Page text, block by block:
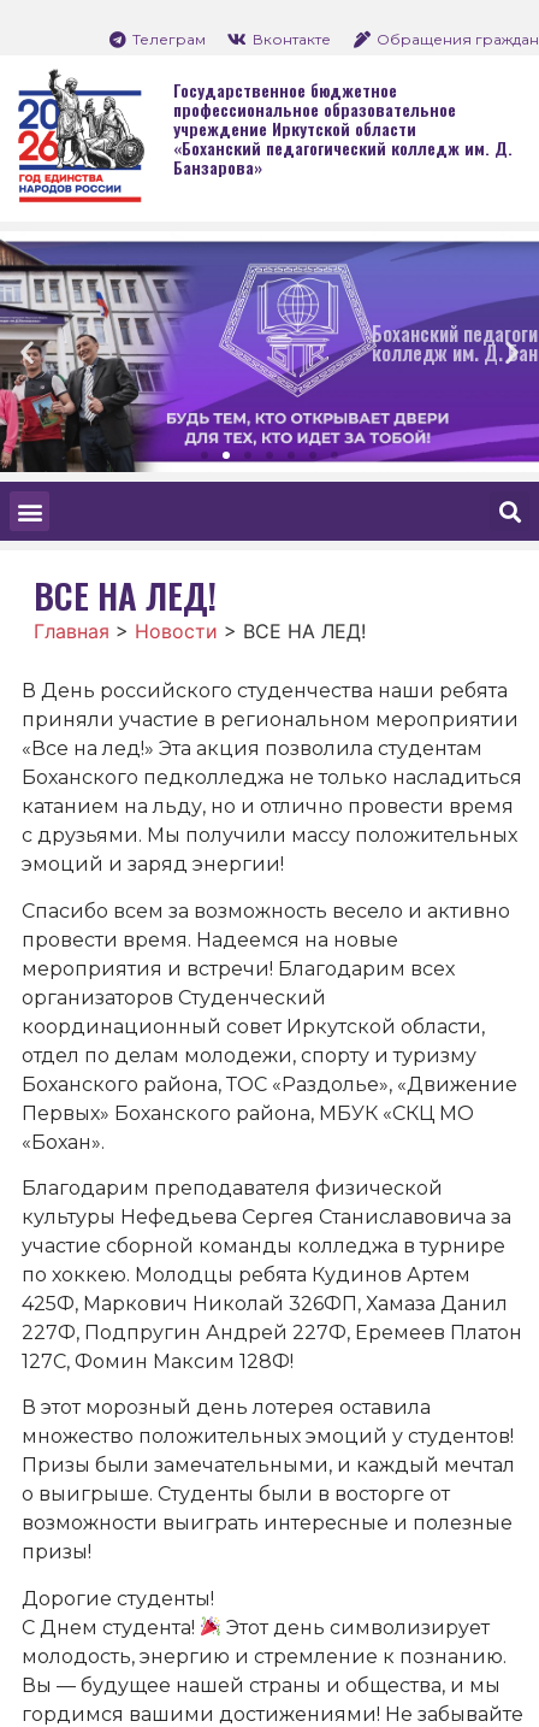
Телеграм Вконтакте Обращения граждан
Государственное бюджетное
профессиональное образовательное
учреждение Иркутской области
«Боханский педагогический колледж им. Д.
Банзарова»
Боханский педагогический
колледж им. Д. Банзарова
ВСЕ НА ЛЕД!
Главная > Новости > ВСЕ НА ЛЕД!
В День российского студенчества наши ребята
приняли участие в региональном мероприятии
«Все на лед!» Эта акция позволила студентам
Боханского педколледжа не только насладиться
катанием на льду, но и отлично провести время
с друзьями. Мы получили массу положительных
эмоций и заряд энергии!
Спасибо всем за возможность весело и активно
провести время. Надеемся на новые
мероприятия и встречи! Благодарим всех
организаторов Студенческий
координационный совет Иркутской области,
отдел по делам молодежи, спорту и туризму
Боханского района, ТОС «Раздолье», «Движение
Первых» Боханского района, МБУК «СКЦ МО
«Бохан».
Благодарим преподавателя физической
культуры Нефедьева Сергея Станиславовича за
участие сборной команды колледжа в турнире
по хоккею. Молодцы ребята Кудинов Артем
425Ф, Маркович Николай 326ФП, Хамаза Данил
227Ф, Подпругин Андрей 227Ф, Еремеев Платон
127С, Фомин Максим 128Ф!
В этот морозный день лотерея оставила
множество положительных эмоций у студентов!
Призы были замечательными, и каждый мечтал
о выигрыше. Студенты были в восторге от
возможности выиграть интересные и полезные
призы!
Дорогие студенты!
С Днем студента!
Этот день символизирует
молодость, энергию и стремление к познанию.
Вы — будущее нашей страны и общества, и мы
гордимся вашими достижениями! Не забывайте